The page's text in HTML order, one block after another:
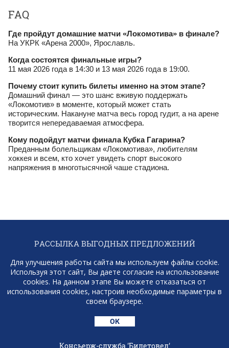
FAQ
Где пройдут домашние матчи «Локомотива» в финале?
На УКРК «Арена 2000», Ярославль.
Когда состоятся финальные игры?
11 мая 2026 года в 14:30 и 13 мая 2026 года в 19:00.
Почему стоит купить билеты именно на этом этапе?
Домашний финал — это шанс вживую поддержать
«Локомотив» в моменте, который может стать
историческим. Накануне матча весь город гудит, а на арене
творится непередаваемая атмосфера.
Кому подойдут матчи финала Кубка Гагарина?
Преданным болельщикам «Локомотива», любителям
хоккея и всем, кто хочет увидеть спорт высокого
напряжения в многотысячной чаше стадиона.
РАССЫЛКА ВЫГОДНЫХ ПРЕДЛОЖЕНИЙ
ПОДПИСАТЬСЯ
+7 (921) 931-16-90
Консьерж-служба 'Билетовед'
Для улучшения работы сайта мы используем файлы cookie.
Используя этот сайт, Вы даете согласие на использование
cookies. На данном этапе Вы можете отказаться от
использования cookies, настроив необходимые параметры в
своем браузере.
ОК